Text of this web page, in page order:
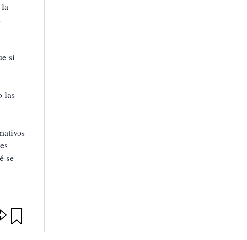
la
si
las
se
p